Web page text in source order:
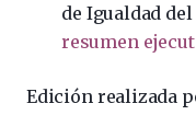
de Igualdad
resumen
Edición realizada